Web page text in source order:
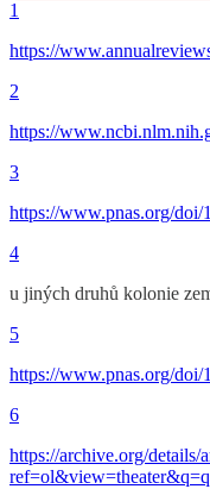
1
https://
2
https://
3
https://www.pnas.org/doi/
4
u jiných druhů kolonie
5
https://www.pnas.org/doi/
6
https://archive.org/details/